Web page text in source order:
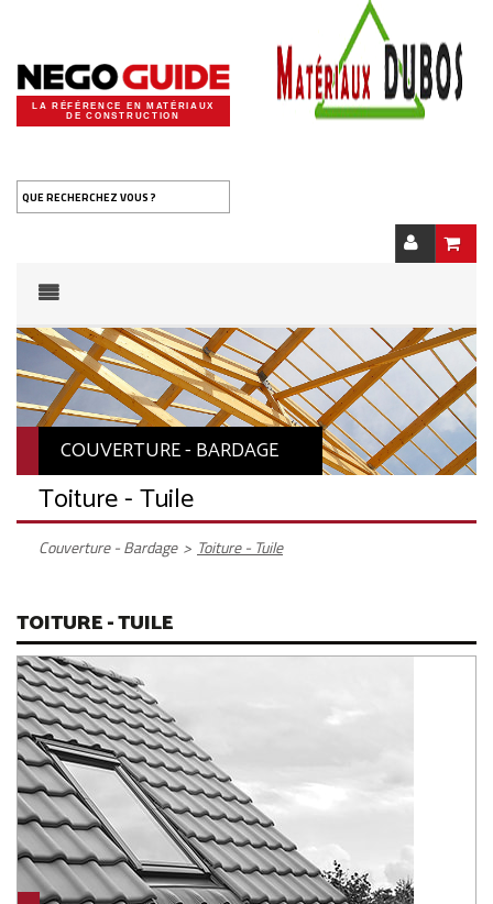
LA RÉFÉRENCE EN MATÉRIAUX
DE CONSTRUCTION
QUE RECHERCHEZ VOUS ?
COUVERTURE - BARDAGE
Toiture - Tuile
Couverture - Bardage > Toiture - Tuile
TOITURE - TUILE